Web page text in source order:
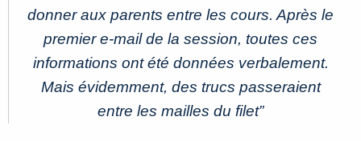
donner aux parents entre les cours. Après le
premier e-mail de la session, toutes ces
informations ont été données verbalement.
Mais évidemment, des trucs passeraient
entre les mailles du filet”